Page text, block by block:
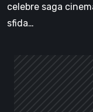
celebre saga
sfida…